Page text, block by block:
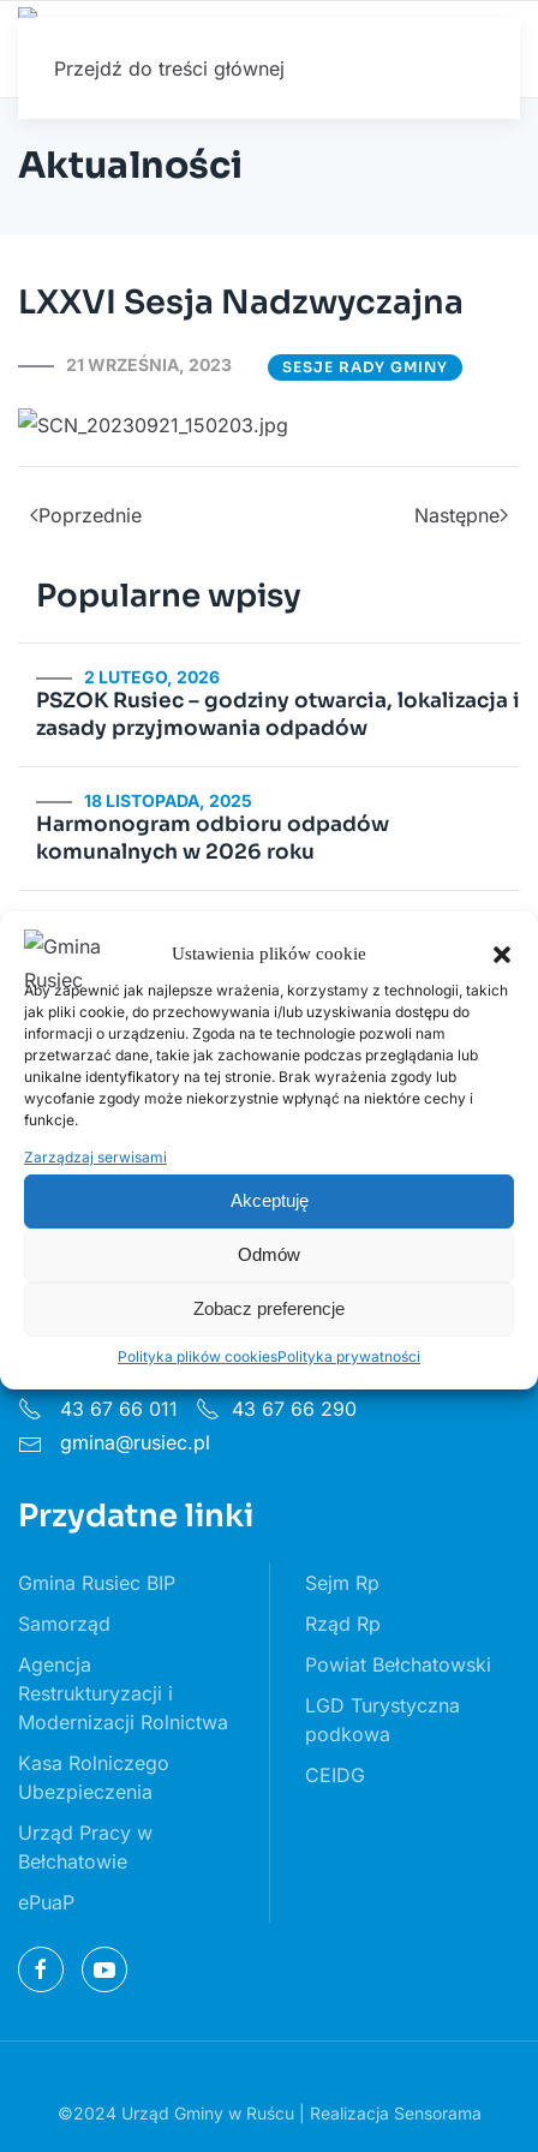
Ustawienia plików cookie
Aby zapewnić jak najlepsze wrażenia, korzystamy z technologii, takich
jak pliki cookie, do przechowywania i/lub uzyskiwania dostępu do
informacji o urządzeniu. Zgoda na te technologie pozwoli nam
przetwarzać dane, takie jak zachowanie podczas przeglądania lub
unikalne identyfikatory na tej stronie. Brak wyrażenia zgody lub
wycofanie zgody może niekorzystnie wpłynąć na niektóre cechy i
funkcje.
Zarządzaj serwisami
Akceptuję
Odmów
Zobacz preferencje
Polityka plików cookiesPolityka prywatności
Przejdź do treści głównej
Aktualności
LXXVI Sesja Nadzwyczajna
21 WRZEŚNIA, 2023 SESJE RADY GMINY
Poprzednie Następne
Popularne wpisy
2 LUTEGO, 2026
PSZOK Rusiec – godziny otwarcia, lokalizacja i
zasady przyjmowania odpadów
18 LISTOPADA, 2025
Harmonogram odbioru odpadów
komunalnych w 2026 roku
Kurenda
30 CZERWCA, 2026
Odnawialne źródła energii w Gminie Rusiec –
edycja 2, Fundusze Europejskie
Urząd Gminy w Ruścu
ul. Wieluńska 35, 97-438 Rusiec
Godziny pon 8:00 - 16.00 wt– pt 7:30 - 15.30
43 67 66 011
43 67 66 290
gmina@rusiec.pl
Przydatne linki
Gmina Rusiec BIP
Samorząd
Agencja
Restrukturyzacji i
Modernizacji Rolnictwa
Kasa Rolniczego
Ubezpieczenia
Urząd Pracy w
Bełchatowie
ePuaP
Sejm Rp
Rząd Rp
Powiat Bełchatowski
LGD Turystyczna
podkowa
CEIDG
©2024 Urząd Gminy w Ruścu | Realizacja Sensorama